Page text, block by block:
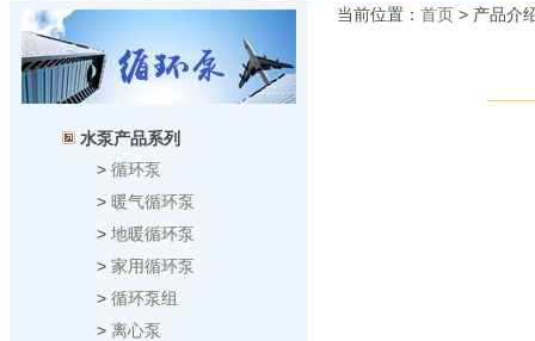
水泵产品系列
> 循环泵
> 暖气循环泵
> 地暖循环泵
> 家用循环泵
> 循环泵组
> 离心泵
当前位置： 首页 > 产品介